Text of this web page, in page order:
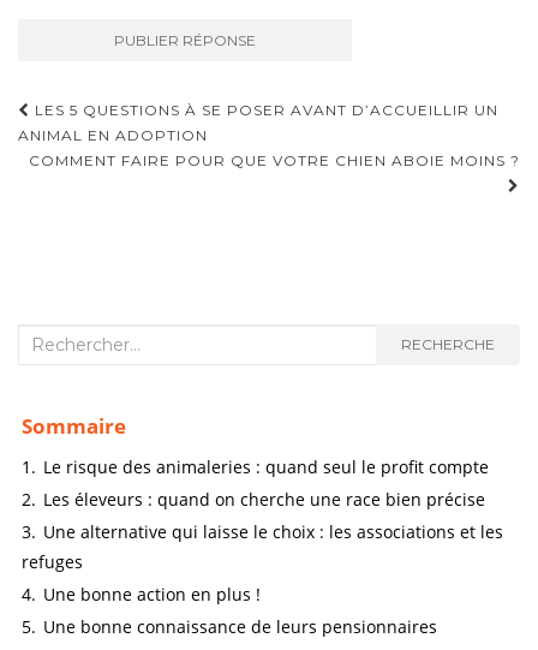
NAVIGATION D'ARTICLE
LES 5 QUESTIONS À SE POSER AVANT D’ACCUEILLIR UN
ANIMAL EN ADOPTION
COMMENT FAIRE POUR QUE VOTRE CHIEN ABOIE MOINS ?
Recherche : RECHERCHE
Sommaire
1. Le risque des animaleries : quand seul le profit compte
2. Les éleveurs : quand on cherche une race bien précise
3. Une alternative qui laisse le choix : les associations et les
refuges
4. Une bonne action en plus !
5. Une bonne connaissance de leurs pensionnaires